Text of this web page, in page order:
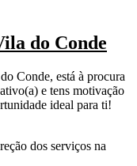
do Conde
Conde, está à procura
e tens motivação
ideal para ti!
dos serviços na